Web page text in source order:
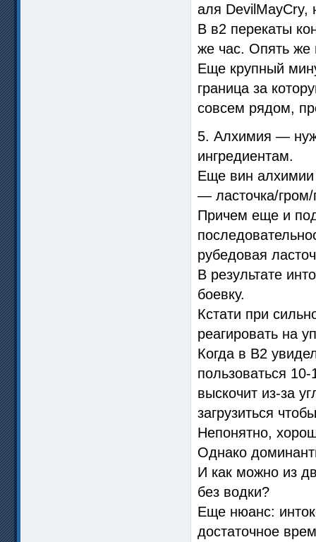
аля DevilMayCry,
В в2 перекаты
же час. Опять же
Еще крупный
граница за
совсем рядом,
5. Алхимия —
ингредиентам.
Еще вин
— ласточка/
Причем еще и
рубедовая
В результате
боевку.
Кстати при
реагировать на
Когда в В2
пользоваться
выскочит из-за
загрузиться
Непонятно,
Однако
И как можно из
без водки?
Еще нюанс:
достаточное